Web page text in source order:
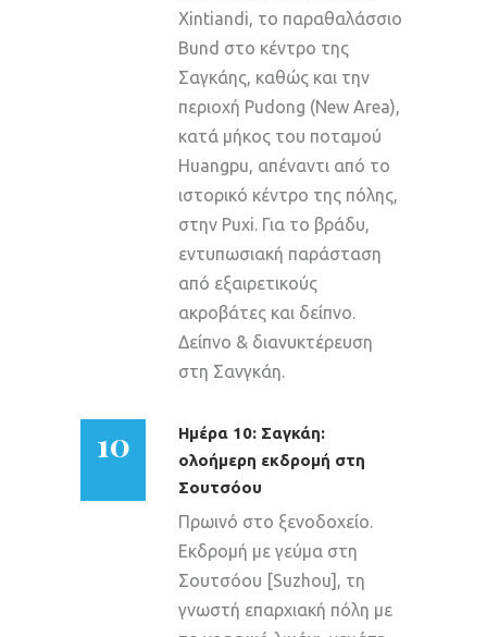
Xintiandi, το παραθαλάσσιο
Bund στο κέντρο της
Σαγκάης, καθώς και την
περιοχή Pudong (New Area),
κατά μήκος του ποταμού
Huangpu, απέναντι από το
ιστορικό κέντρο της πόλης,
στην Puxi. Για το βράδυ,
εντυπωσιακή παράσταση
από εξαιρετικούς
ακροβάτες και δείπνο.
Δείπνο & διανυκτέρευση
στη Σανγκάη.
10
Ημέρα 10: Σαγκάη:
ολοήμερη εκδρομή στη
Σουτσόου
Πρωινό στο ξενοδοχείο.
Εκδρομή με γεύμα στη
Σουτσόου [Suzhou], τη
γνωστή επαρχιακή πόλη με